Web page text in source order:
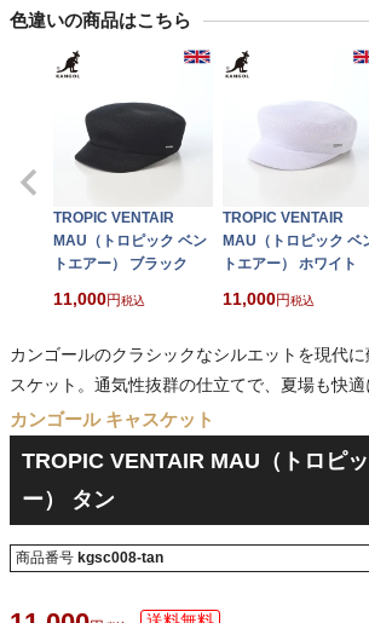
色違いの商品はこちら
TROPIC VENTAIR
MAU（トロピック ベン
トエアー） ブラック
11,000 税込
TROPIC VENTAIR
MAU（トロピック ベ
トエアー） ホワイト
11,000 税込
カンゴールのクラシックなシルエットを現代
スケット。通気性抜群の仕立てで、夏場も快適
カンゴール キャスケット
TROPIC VENTAIR MAU（トロピ
ー） タン
商品番号 kgsc008-tan